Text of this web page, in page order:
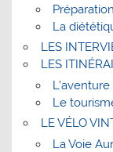
La
LES
LES
Le
LE VÉLO
La Voie